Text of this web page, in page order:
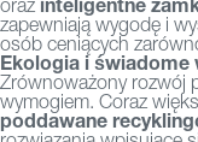
oraz
zapewniają wygodę i
osób ceniących
Ekologia i świadome
Zrównoważony rozwój
wymogiem. Coraz
poddawane